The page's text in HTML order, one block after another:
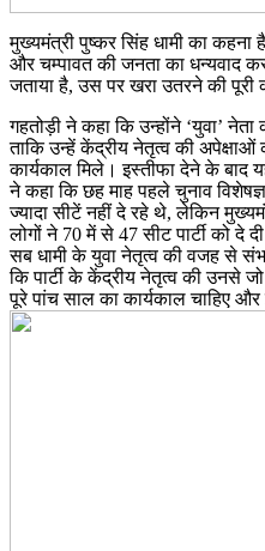
मुख्यमंत्री पुष्कर सिंह धामी का कहना
और चम्पावत की जनता का धन्यवाद
जताया है, उस पर खरा उतरने की पूरी
गहतोड़ी ने कहा कि उन्होंने ‘युवा’
ताकि उन्हें केंद्रीय नेतृत्व की
कार्यकाल मिले। इस्तीफा देने के बाद
ने कहा कि छह माह पहले चुनाव
ज्यादा सीटें नहीं दे रहे थे, लेकिन
लोगों ने 70 में से 47 सीट पार्टी को दे
सब धामी के युवा नेतृत्व की वजह से
कि पार्टी के केंद्रीय नेतृत्व की उनसे
पूरे पांच साल का कार्यकाल चाहिए